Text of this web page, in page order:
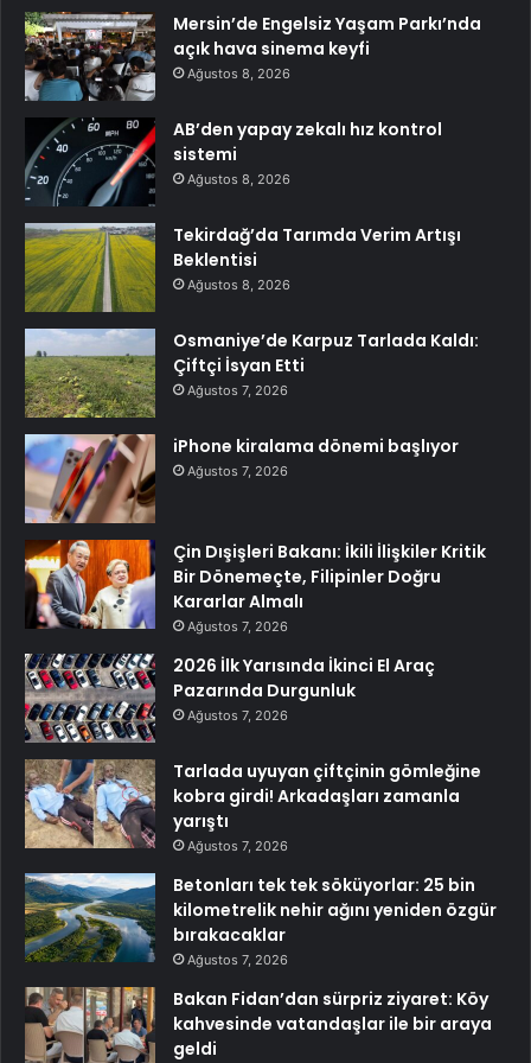
Mersin’de Engelsiz Yaşam Parkı’nda
açık hava sinema keyfi
Ağustos 8, 2026
AB’den yapay zekalı hız kontrol
sistemi
Ağustos 8, 2026
Tekirdağ’da Tarımda Verim Artışı
Beklentisi
Ağustos 8, 2026
Osmaniye’de Karpuz Tarlada Kaldı:
Çiftçi İsyan Etti
Ağustos 7, 2026
iPhone kiralama dönemi başlıyor
Ağustos 7, 2026
Çin Dışişleri Bakanı: İkili İlişkiler Kritik
Bir Dönemeçte, Filipinler Doğru
Kararlar Almalı
Ağustos 7, 2026
2026 İlk Yarısında İkinci El Araç
Pazarında Durgunluk
Ağustos 7, 2026
Tarlada uyuyan çiftçinin gömleğine
kobra girdi! Arkadaşları zamanla
yarıştı
Ağustos 7, 2026
Betonları tek tek söküyorlar: 25 bin
kilometrelik nehir ağını yeniden özgür
bırakacaklar
Ağustos 7, 2026
Bakan Fidan’dan sürpriz ziyaret: Köy
kahvesinde vatandaşlar ile bir araya
geldi